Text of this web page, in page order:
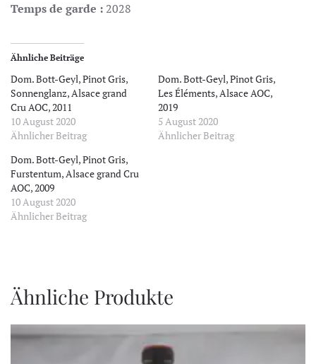
Temps de garde : 2028
Ähnliche Beiträge
Dom. Bott-Geyl, Pinot Gris,
Sonnenglanz, Alsace grand
Cru AOC, 2011
10 August 2020
Ähnlicher Beitrag
Dom. Bott-Geyl, Pinot Gris,
Les Éléments, Alsace AOC,
2019
5 August 2020
Ähnlicher Beitrag
Dom. Bott-Geyl, Pinot Gris,
Furstentum, Alsace grand Cru
AOC, 2009
10 August 2020
Ähnlicher Beitrag
Ähnliche Produkte